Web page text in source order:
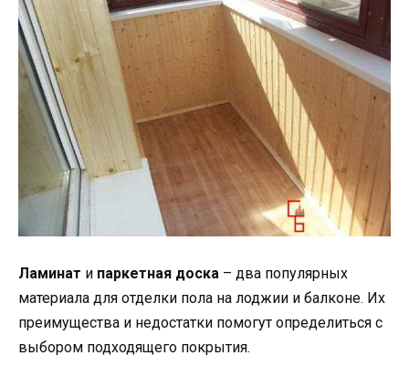
Ламинат и паркетная доска – два популярных
материала для отделки пола на лоджии и балконе. Их
преимущества и недостатки помогут определиться с
выбором подходящего покрытия.